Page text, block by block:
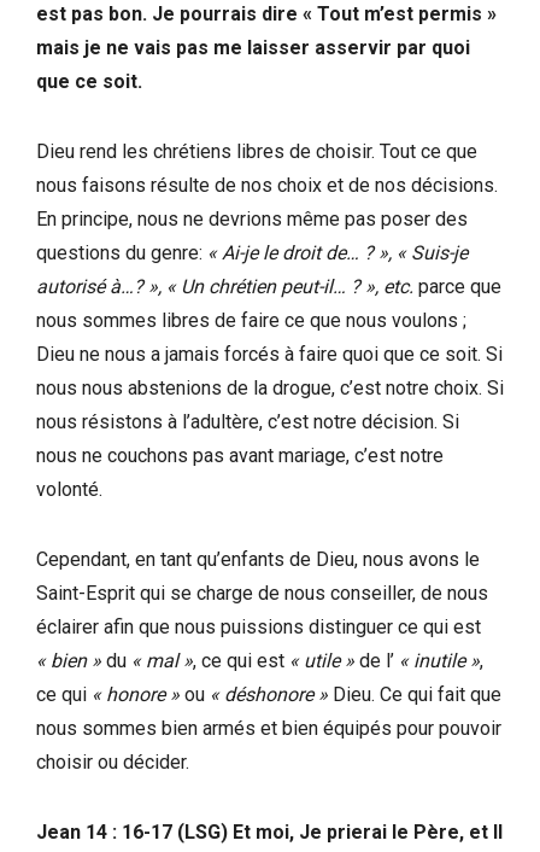
est pas bon. Je pourrais dire « Tout m’est permis »
mais je ne vais pas me laisser asservir par quoi
que ce soit.
Dieu rend les chrétiens libres de choisir. Tout ce que
nous faisons résulte de nos choix et de nos décisions.
En principe, nous ne devrions même pas poser des
questions du genre: « Ai-je le droit de… ? », « Suis-je
autorisé à…? », « Un chrétien peut-il… ? », etc. parce que
nous sommes libres de faire ce que nous voulons ;
Dieu ne nous a jamais forcés à faire quoi que ce soit. Si
nous nous abstenions de la drogue, c’est notre choix. Si
nous résistons à l’adultère, c’est notre décision. Si
nous ne couchons pas avant mariage, c’est notre
volonté.
Cependant, en tant qu’enfants de Dieu, nous avons le
Saint-Esprit qui se charge de nous conseiller, de nous
éclairer afin que nous puissions distinguer ce qui est
« bien » du « mal », ce qui est « utile » de l’ « inutile »,
ce qui « honore » ou « déshonore » Dieu. Ce qui fait que
nous sommes bien armés et bien équipés pour pouvoir
choisir ou décider.
Jean 14 : 16-17 (LSG) Et moi, Je prierai le Père, et Il